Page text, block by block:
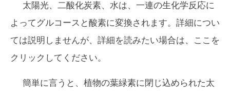
太陽光、二酸化炭素、水は、一連の生化学反応に
よってグルコースと酸素に変換されます。詳細につい
ては説明しませんが、詳細を読みたい場合は、ここを
クリックしてください。
簡単に言うと、植物の葉緑素に閉じ込められた太